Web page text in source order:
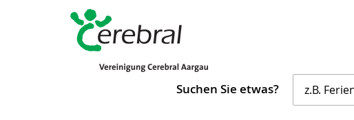
Suchen Sie etwas?